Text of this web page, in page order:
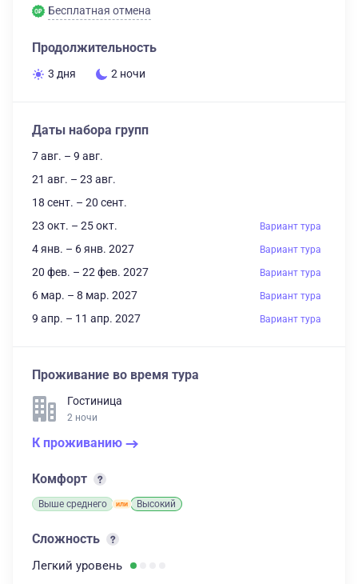
Бесплатная отмена
Продолжительность
3 дня 2 ночи
Даты набора групп
7 авг. – 9 авг.
21 авг. – 23 авг.
18 сент. – 20 сент.
23 окт. – 25 окт.
Вариант тура
4 янв. – 6 янв. 2027 Вариант тура
20 фев. – 22 фев. 2027 Вариант тура
6 мар. – 8 мар. 2027 Вариант тура
9 апр. – 11 апр. 2027 Вариант тура
Проживание во время тура
Гостиница
2 ночи
К проживанию
Комфорт
Выше среднего Высокий
Сложность
Легкий уровень